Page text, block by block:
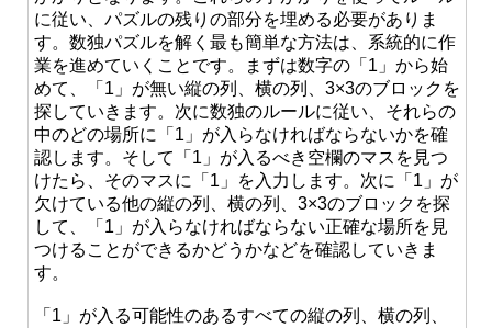
に従い、パズルの残りの部分を埋める必要がありま
す。数独パズルを解く最も簡単な方法は、系統的に作
業を進めていくことです。まずは数字の「1」から始
めて、「1」が無い縦の列、横の列、3×3のブロックを
探していきます。次に数独のルールに従い、それらの
中のどの場所に「1」が入らなければならないかを確
認します。そして「1」が入るべき空欄のマスを見つ
けたら、そのマスに「1」を入力します。次に「1」が
欠けている他の縦の列、横の列、3×3のブロックを探
して、「1」が入らなければならない正確な場所を見
つけることができるかどうかなどを確認していきま
す。
「1」が入る可能性のあるすべての縦の列、横の列、